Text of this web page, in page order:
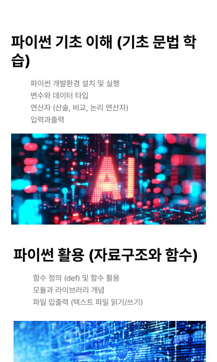
파이썬 기초 이해 (기초 문법 학
습)
파이썬 개발환경 설치 및 실행
변수와 데이터 타입
연산자 (산술, 비교, 논리 연산자)
입력과출력
파이썬 활용 (자료구조와 함수)
함수 정의 (def) 및 함수 활용
모듈과 라이브러리 개념
파일 입출력 (텍스트 파일 읽기/쓰기)